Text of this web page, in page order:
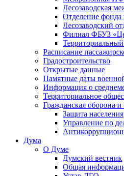
Лесозаводская
Отделение фонда
Лесозаводский
Филиал ФБУЗ
Расписание
Градостроительство
Открытые данные
Памятные даты
Информация о
Территориальное
Гражданская оборона
Защита населения
Управление по
Дума
О Думе
Думский вестник
Общая